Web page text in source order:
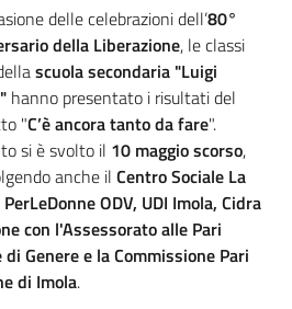
delle celebrazioni dell’80°
della Liberazione, le classi
scuola secondaria "Luigi
hanno presentato i risultati del
"C’è ancora tanto da fare".
si è svolto il 10 maggio scorso,
anche il Centro Sociale La
ODV, UDI Imola, Cidra
con l'Assessorato alle Pari
Genere e la Commissione Pari
di Imola.